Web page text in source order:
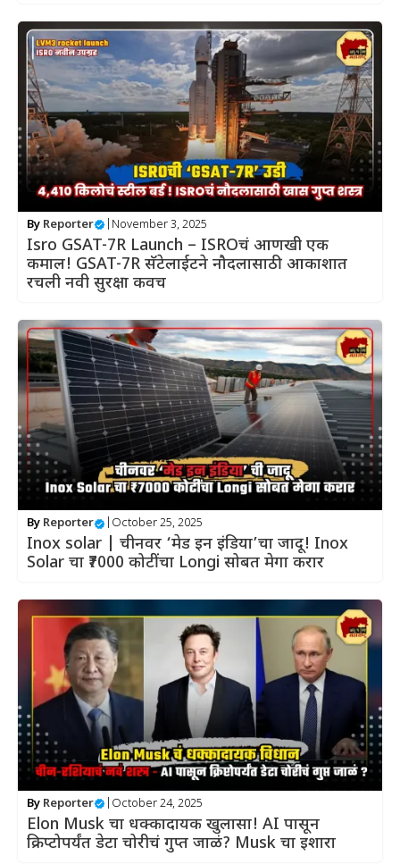
By Reporter November 3, 2025
Isro GSAT-7R Launch – ISROचं आणखी एक
कमाल! GSAT-7R सॅटेलाईटने नौदलासाठी आकाशात
रचली नवी सुरक्षा कवच
By Reporter October 25, 2025
Inox solar | चीनवर ‘मेड इन इंडिया’चा जादू! Inox
Solar चा ₹7000 कोटींचा Longi सोबत मेगा करार
By Reporter October 24, 2025
Elon Musk चा धक्कादायक खुलासा! AI पासून
क्रिप्टोपर्यंत डेटा चोरीचं गुप्त जाळं? Musk चा इशारा